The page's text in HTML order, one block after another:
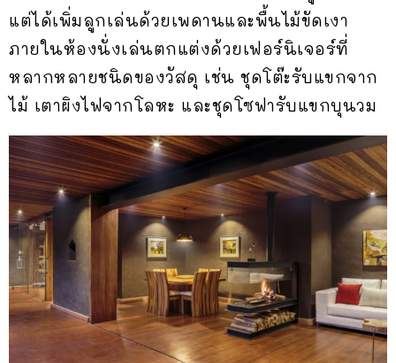
แต่ได้เพิ่มลูกเล่นด้วยเพดานและพื้นไม้ขัดเงา
ภายในห้องนั่งเล่นตกแต่งด้วยเฟอร์นิเจอร์ที่
หลากหลายชนิดของวัสดุ เช่น ชุดโต๊ะรับแขกจาก
ไม้ เตาผิงไฟจากโลหะ และชุดโซฟารับแขกบุนวม